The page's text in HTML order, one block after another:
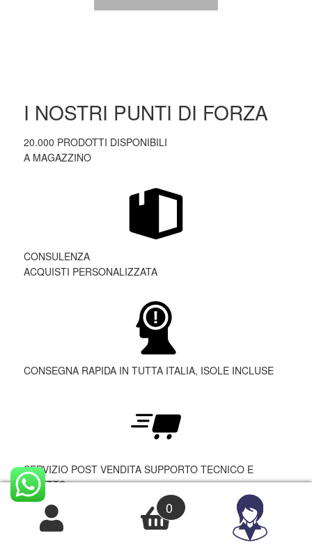
I NOSTRI PUNTI DI FORZA
20.000 PRODOTTI DISPONIBILI
A MAGAZZINO
CONSULENZA
ACQUISTI PERSONALIZZATA
CONSEGNA RAPIDA IN TUTTA ITALIA, ISOLE INCLUSE
SERVIZIO POST VENDITA SUPPORTO TECNICO E
DIRETTO
0